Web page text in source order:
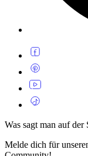
Was sagt man auf der
Melde dich für